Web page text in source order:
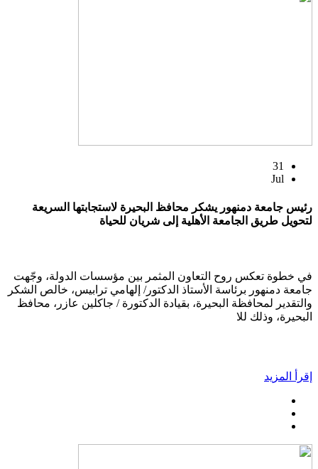
31
Jul
رئيس جامعة دمنهور يشكر محافظ البحيرة لاستجابتها السريعة
لتحويل طريق الجامعة الأهلية إلى شريان للحياة
في خطوة تعكس روح التعاون المثمر بين مؤسسات الدولة، وجّهت
جامعة دمنهور برئاسة الأستاذ الدكتور/ إلهامي ترابيس، خالص الشكر
والتقدير لمحافظة البحيرة، بقيادة الدكتورة / جاكلين عازر، محافظ
البحيرة، وذلك للا
إقرأ المزيد